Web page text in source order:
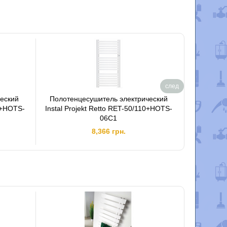
Полотенцесушитель электрический
Instal Projekt Retto RET-50/110+HOTS-
06C1
8,366 грн.
след